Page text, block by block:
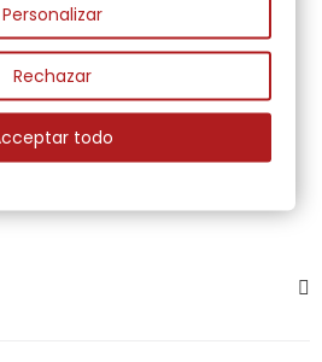
Personalizar
Rechazar
todo